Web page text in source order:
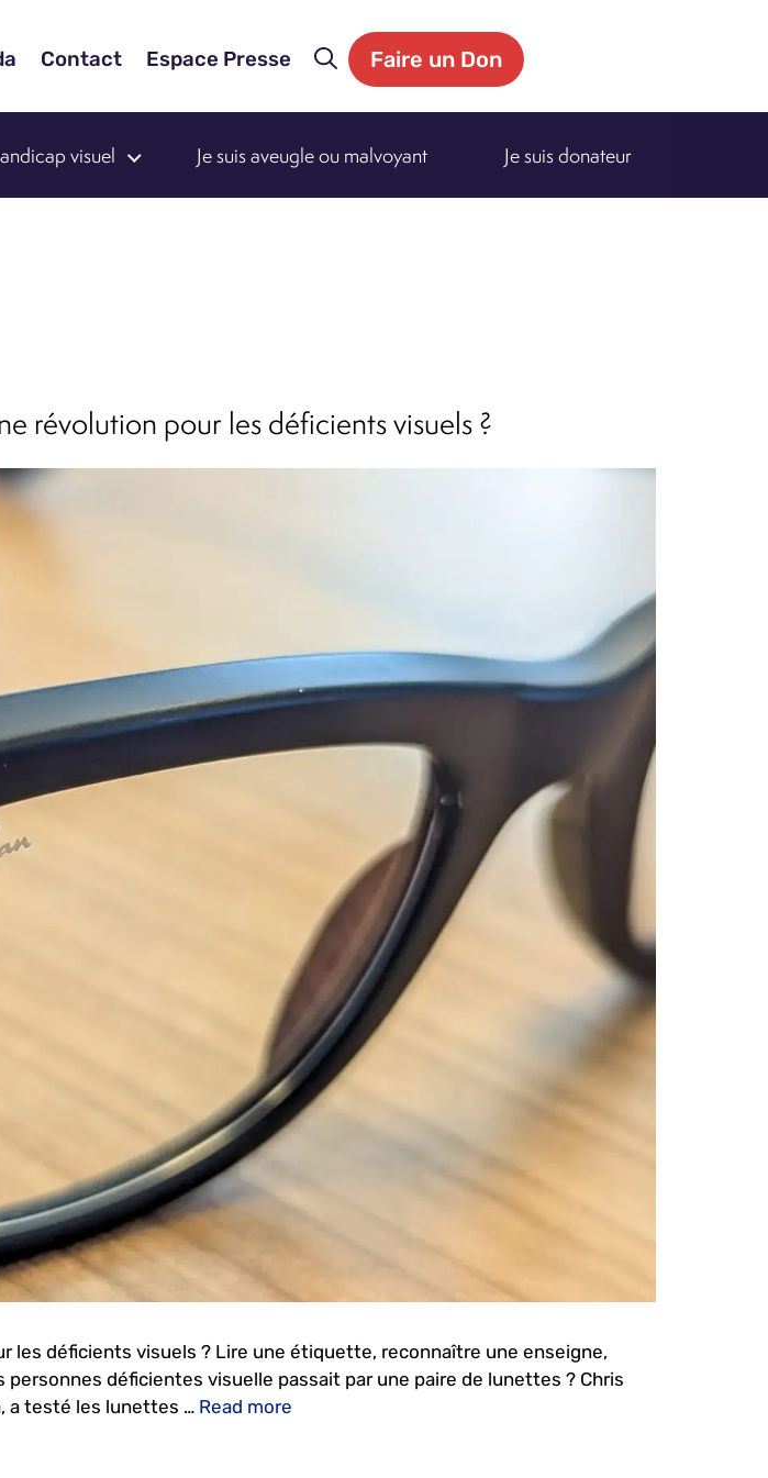
Contact Espace Presse Faire un Don
visuel Je suis aveugle ou malvoyant Je suis donateur
révolution pour les déficients visuels ?
les déficients visuels ? Lire une étiquette, reconnaître une enseigne,
déficientes visuelle passait par une paire de lunettes ? Chris
a testé les lunettes … Read more